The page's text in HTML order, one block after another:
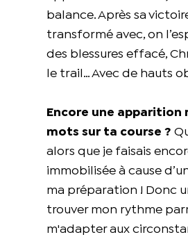
balance. Après sa
transformé avec, on
des blessures effacé,
le trail… Avec de hauts
Encore une apparition
mots sur ta course ?
alors que je faisais
immobilisée à cause
ma préparation ! Donc
trouver mon rythme
m'adapter aux